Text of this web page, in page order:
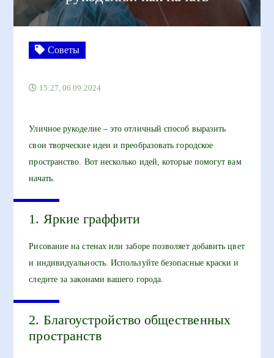
Советы
15:27, 06.09.2024
Уличное рукоделие – это отличный способ выразить
свои творческие идеи и преобразовать городское
пространство. Вот несколько идей, которые помогут вам
начать.
1. Яркие граффити
Рисование на стенах или заборе позволяет добавить цвет
и индивидуальность. Используйте безопасные краски и
следите за законами вашего города.
2. Благоустройство общественных
пространств